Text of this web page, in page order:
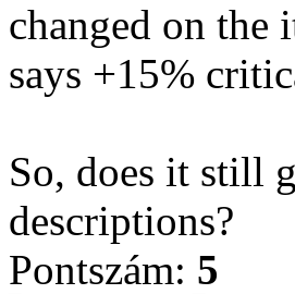
changed on the
says +15%
So, does it still
descriptions?
Pontszám: 5